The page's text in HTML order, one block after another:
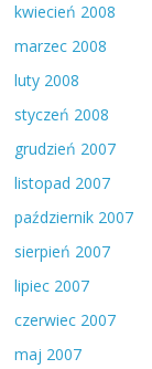
kwiecień 2008
marzec 2008
luty 2008
styczeń 2008
grudzień 2007
listopad 2007
październik 2007
sierpień 2007
lipiec 2007
czerwiec 2007
maj 2007